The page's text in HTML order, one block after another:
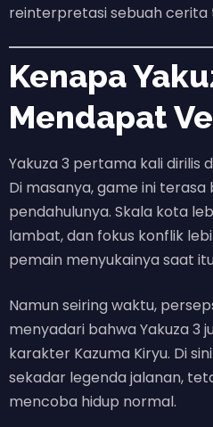
reinterpretasi sebuah cerita
Kenapa
Mendapat
Yakuza 3 pertama kali dirilis
Di masanya, game ini
pendahulunya. Skala kota
lambat, dan fokus konflik
pemain menyukainya saat
Namun seiring waktu,
menyadari bahwa Yakuza 3
karakter Kazuma Kiryu. Di
sekadar legenda jalanan,
mencoba hidup normal.